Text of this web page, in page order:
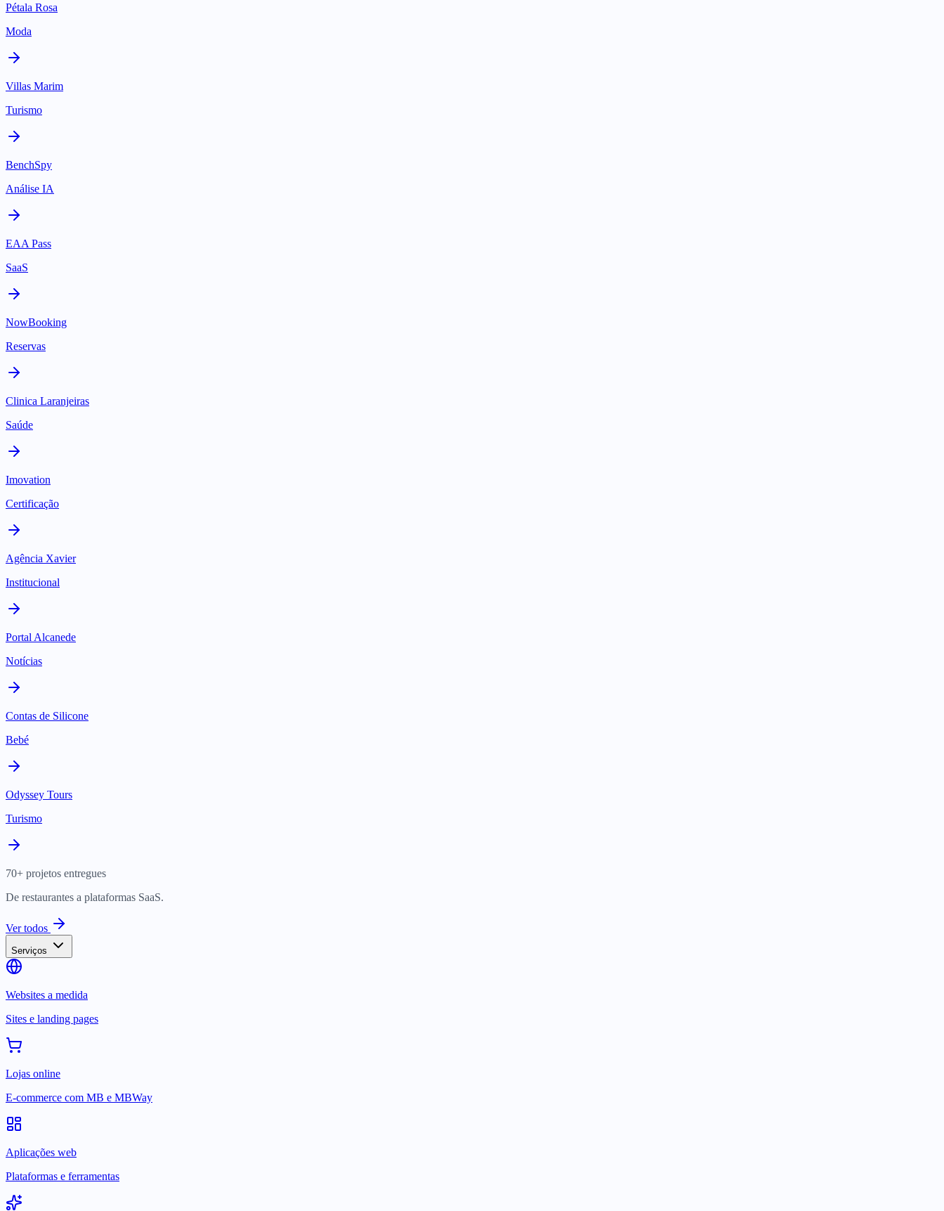
Pétala Rosa
Moda
Villas Marim
Turismo
BenchSpy
Análise IA
EAA Pass
SaaS
NowBooking
Reservas
Clinica Laranjeiras
Saúde
Imovation
Certificação
Agência Xavier
Institucional
Portal Alcanede
Notícias
Contas de Silicone
Bebé
Odyssey Tours
Turismo
70+ projetos entregues
De restaurantes a plataformas SaaS.
Ver todos
Serviços
Websites a medida
Sites e landing pages
Lojas online
E-commerce com MB e MBWay
Aplicações web
Plataformas e ferramentas